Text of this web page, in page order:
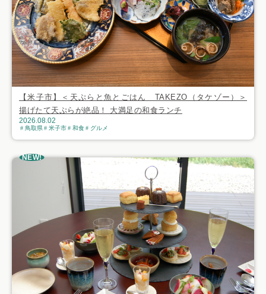
【米子市】＜天ぷらと魚とごはん TAKEZO（タケゾー）＞
揚げたて天ぷらが絶品！ 大満足の和食ランチ
2026.08.02
鳥取県 米子市 和食 グルメ
NEW!